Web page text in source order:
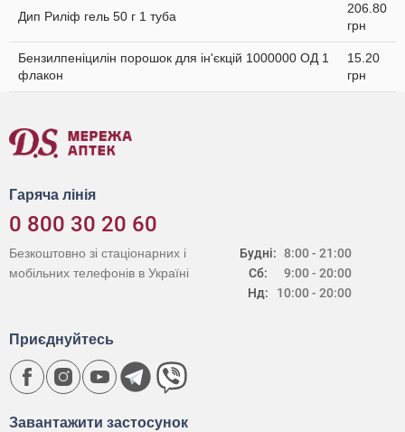
Дип Риліф гель 50 г 1 туба
206.80
грн
Бензилпеніцилін порошок для ін'єкцій 1000000 ОД 1
флакон
15.20
грн
Гаряча лінія
0 800 30 20 60
Будні:
Сб:
Нд:
8:00 - 21:00
9:00 - 20:00
10:00 - 20:00
Безкоштовно зі стаціонарних і
мобільних телефонів в Україні
Завантажити застосунок
Приєднуйтесь